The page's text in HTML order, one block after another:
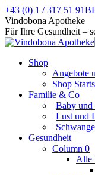
Zum
Inhalt
springen
+43 (0) 1 / 317 51 91
Facebook
page
opens
new
Instagram
page
opens
new
Vindobona Apotheke
Für Ihre Gesundheit –
Shop
Angebote
Shop
Familie & Co
Baby
Lust und
Gesundheit
Column 0
Alle